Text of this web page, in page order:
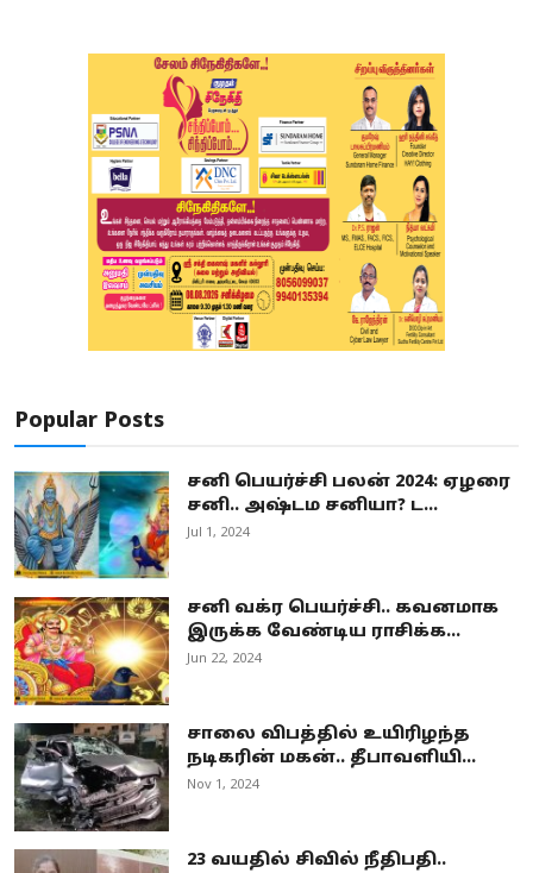
Popular Posts
சனி பெயர்ச்சி பலன் 2024: ஏழரை
சனி.. அஷ்டம சனியா? ட...
Jul 1, 2024
சனி வக்ர பெயர்ச்சி.. கவனமாக
இருக்க வேண்டிய ராசிக்க...
Jun 22, 2024
சாலை விபத்தில் உயிரிழந்த
நடிகரின் மகன்.. தீபாவளியி...
Nov 1, 2024
23 வயதில் சிவில் நீதிபதி..